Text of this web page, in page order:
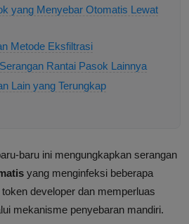
yang Menyebar Otomatis Lewat
Metode Eksfiltrasi
Rantai Pasok Lainnya
Lain yang Terungkap
baru ini mengungkapkan serangan
yang menginfeksi beberapa
developer dan memperluas
mekanisme penyebaran mandiri.